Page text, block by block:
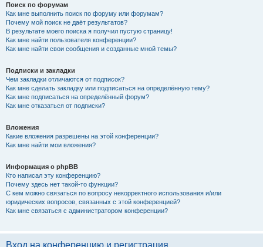
Поиск по форумам
Как мне выполнить поиск по форуму или форумам?
Почему мой поиск не даёт результатов?
В результате моего поиска я получил пустую страницу!
Как мне найти пользователя конференции?
Как мне найти свои сообщения и созданные мной темы?
Подписки и закладки
Чем закладки отличаются от подписок?
Как мне сделать закладку или подписаться на определённую тему?
Как мне подписаться на определённый форум?
Как мне отказаться от подписки?
Вложения
Какие вложения разрешены на этой конференции?
Как мне найти мои вложения?
Информация о phpBB
Кто написал эту конференцию?
Почему здесь нет такой-то функции?
С кем можно связаться по вопросу некорректного использования и/или
юридических вопросов, связанных с этой конференцией?
Как мне связаться с администратором конференции?
Вход на конференцию и регистрация